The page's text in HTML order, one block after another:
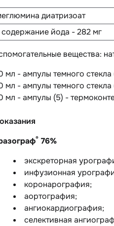
диатризоат
содержание йода - 282 мг
вещества:
мл - ампулы темного
мл - ампулы темного стекла
мл - ампулы (5) -
® 76%
экскреторная
инфузионная
коронарография;
аортография;
ангиокардиография;
селективная